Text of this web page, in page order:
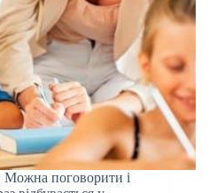
Можна поговорити і